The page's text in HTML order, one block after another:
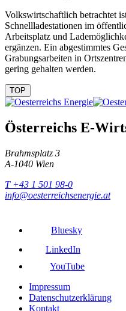
Volkswirtschaftlich betrachtet
Schnellladestationen im
Arbeitsplatz und
ergänzen. Ein abgestimmtes
Grabungsarbeiten in
gering gehal­ten werden.
TOP
Österreichs E-
Brahmsplatz 3
A-1040 Wien
T +43 1 501 98-0
info@oesterreichsenergie.at
Bluesky
LinkedIn
YouTube
Impressum
Datenschutzerklärung
Kontakt